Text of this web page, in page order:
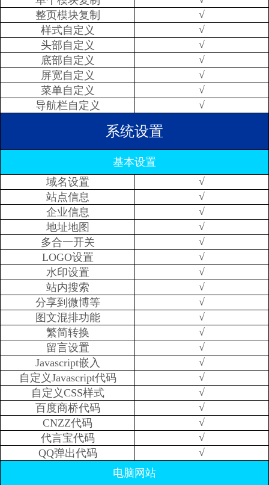
整页模块复制
√
样式自定义
√
头部自定义
√
底部自定义
√
屏宽自定义
√
菜单自定义
√
导航栏自定义
√
系统设置
基本设置
域名设置
√
站点信息
√
企业信息
√
地址地图
√
多合一开关
√
LOGO设置
√
水印设置
√
站内搜索
√
分享到微博等
√
图文混排功能
√
繁简转换
√
留言设置
√
Javascript嵌入
√
自定义Javascript代码
√
自定义CSS样式
√
百度商桥代码
√
CNZZ代码
√
代言宝代码
√
QQ弹出代码
√
电脑网站